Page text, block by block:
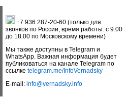
+7 936 287-20-60 (только для
звонков по России, время работы: с 9.00
до 18.00 по Московскому времени)
Мы также доступны в Telegram и
WhatsApp. Важная информация будет
публиковаться на канале Telegram по
ссылке telegram.me/InfoVernadsky
E-mail: info@vernadsky.info